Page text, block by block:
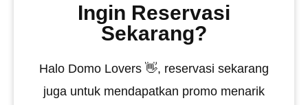
Ingin Reservasi
Sekarang?
Halo Domo Lovers 👋, reservasi sekarang
juga untuk mendapatkan promo menarik